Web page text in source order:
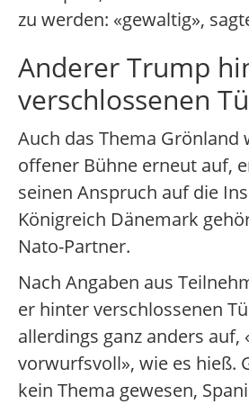
zu werden: «gewaltig»,
Anderer Trump
verschlossenen
Auch das Thema
offener Bühne erneut auf,
seinen Anspruch auf die
Königreich Dänemark
Nato-Partner.
Nach Angaben aus
er hinter verschlossenen
allerdings ganz anders auf,
vorwurfsvoll», wie es hieß.
kein Thema gewesen,